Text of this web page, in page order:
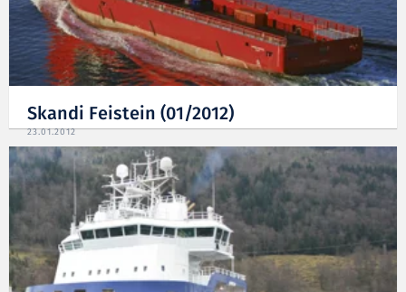
Skandi Feistein (01/2012)
23.01.2012